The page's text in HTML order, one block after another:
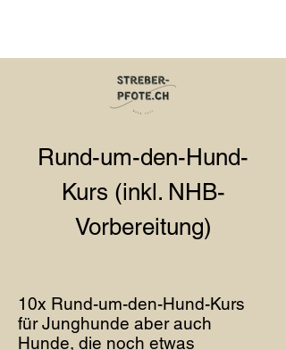
Rund-um-den-Hund-
Kurs (inkl. NHB-
Vorbereitung)
10x Rund-um-den-Hund-Kurs
für Junghunde aber auch
Hunde, die noch etwas